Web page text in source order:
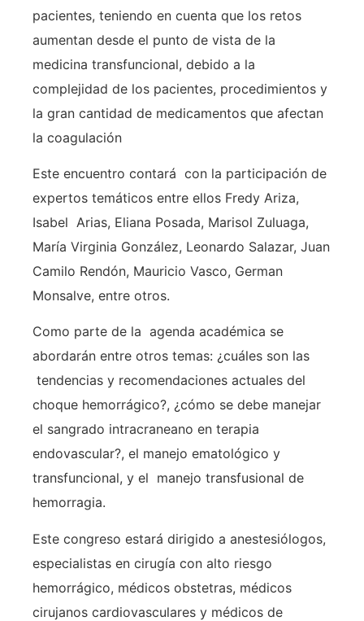
pacientes, teniendo en cuenta que los retos
aumentan desde el punto de vista de la
medicina transfuncional, debido a la
complejidad de los pacientes, procedimientos y
la gran cantidad de medicamentos que afectan
la coagulación
Este encuentro contará con la participación de
expertos temáticos entre ellos Fredy Ariza,
Isabel Arias, Eliana Posada, Marisol Zuluaga,
María Virginia González, Leonardo Salazar, Juan
Camilo Rendón, Mauricio Vasco, German
Monsalve, entre otros.
Como parte de la agenda académica se
abordarán entre otros temas: ¿cuáles son las
tendencias y recomendaciones actuales del
choque hemorrágico?, ¿cómo se debe manejar
el sangrado intracraneano en terapia
endovascular?, el manejo ematológico y
transfuncional, y el manejo transfusional de
hemorragia.
Este congreso estará dirigido a anestesiólogos,
especialistas en cirugía con alto riesgo
hemorrágico, médicos obstetras, médicos
cirujanos cardiovasculares y médicos de